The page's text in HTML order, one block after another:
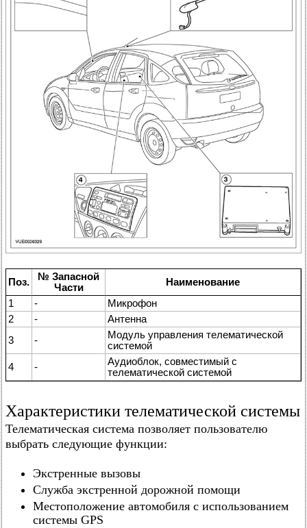
Поз.
№ Запасной
Части
Наименование
1
-
Микрофон
2
-
Антенна
3
-
Модуль управления телематической
системой
4
-
Аудиоблок, совместимый с
телематической системой
Характеристики телематической системы
Телематическая система позволяет пользователю
выбрать следующие функции:
Экстренные вызовы
Служба экстренной дорожной помощи
Местоположение автомобиля с использованием
системы GPS